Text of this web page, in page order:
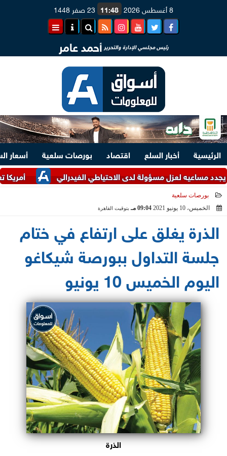
8 أغسطس 2026 11:48 23 صفر 1448
رئيس مجلسي الإدارة والتحرير أحمد عامر
الرئيسية أخبار السلع اقتصاد بورصات سلعية
أسعار
أمريكا تعلن
لعزل مسؤولة لدى الاحتياطي الفيدرالي
بورصات سلعية
الخميس، 10 يونيو 2021
09:04 مـ بتوقيت القاهرة
الذرة يغلق على ارتفاع في ختام
جلسة التداول ببورصة شيكاغو
اليوم الخميس 10 يونيو
الذرة